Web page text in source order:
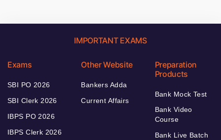
IMPORTANT EXAMS
Exams
SBI PO 2026
SBI Clerk 2026
IBPS PO 2026
IBPS Clerk 2026
Other Website
Bankers Adda
Current Affairs
Preparation
Products
Bank Mock Test
Bank Video
Course
Bank Live Batch